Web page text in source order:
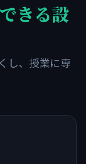
きる設
し、授業に専